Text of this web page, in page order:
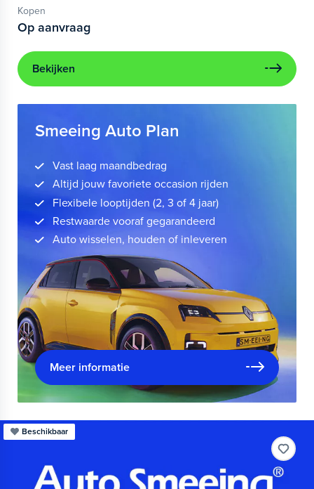
Kopen
Op aanvraag
Bekijken
Smeeing Auto Plan
Vast laag maandbedrag
Altijd jouw favoriete occasion rijden
Flexibele looptijden (2, 3 of 4 jaar)
Restwaarde vooraf gegarandeerd
Auto wisselen, houden of inleveren
Meer informatie
Beschikbaar